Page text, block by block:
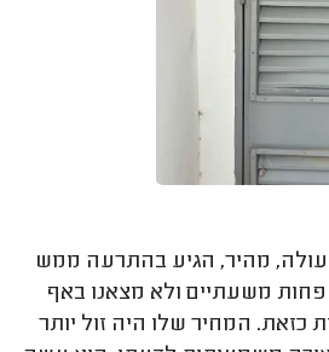
מהיר, הגיע בהתרעה ממש
משעתיים ולא מצאנו באף
כזאת. המחיר שלו היה זול יותר